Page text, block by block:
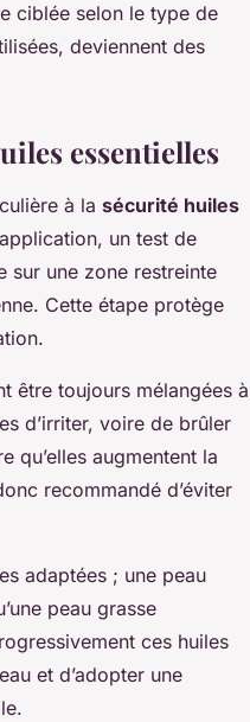
ciblée selon le type de
deviennent des
essentielles
à la sécurité huiles
un test de
sur une zone restreinte
Cette étape protège
être toujours mélangées à
d’irriter, voire de brûler
qu’elles augmentent la
recommandé d’éviter
adaptées ; une peau
peau grasse
ces huiles
et d’adopter une